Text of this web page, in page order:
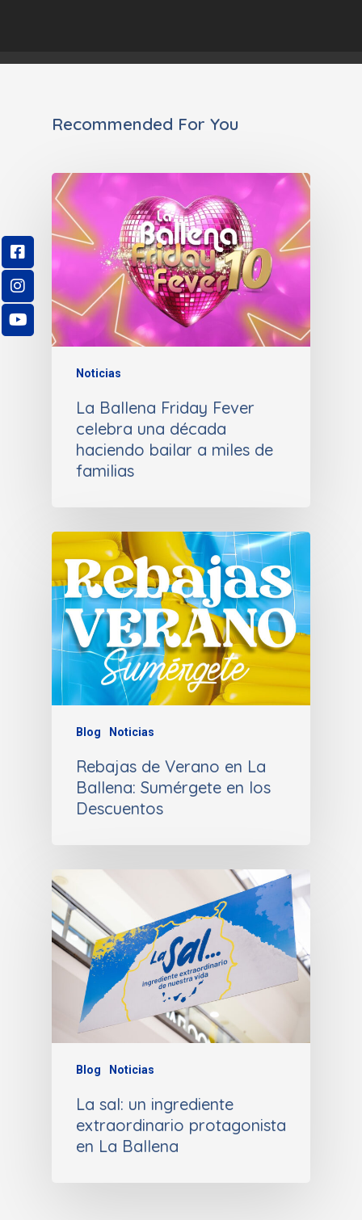
Recommended For You
Noticias
La Ballena Friday Fever
celebra una década
haciendo bailar a miles de
familias
Blog Noticias
Rebajas de Verano en La
Ballena: Sumérgete en los
Descuentos
Blog Noticias
La sal: un ingrediente
extraordinario protagonista
en La Ballena